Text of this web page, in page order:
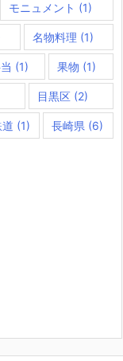
モニュメント (1)
名物料理 (1)
(1) 果物 (1)
目黒区(2)
(1) 長崎県 (6)